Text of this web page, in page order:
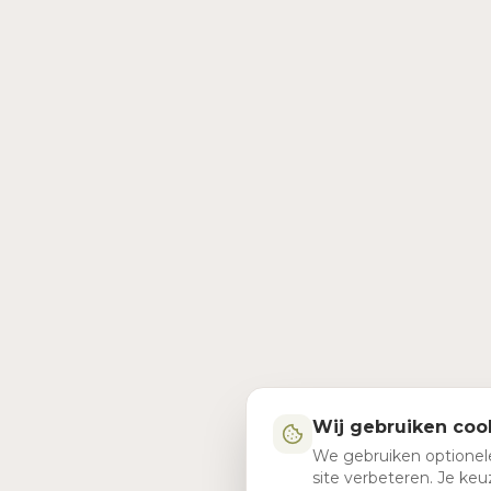
Wij gebruiken
We gebruiken
site verbeteren. Je